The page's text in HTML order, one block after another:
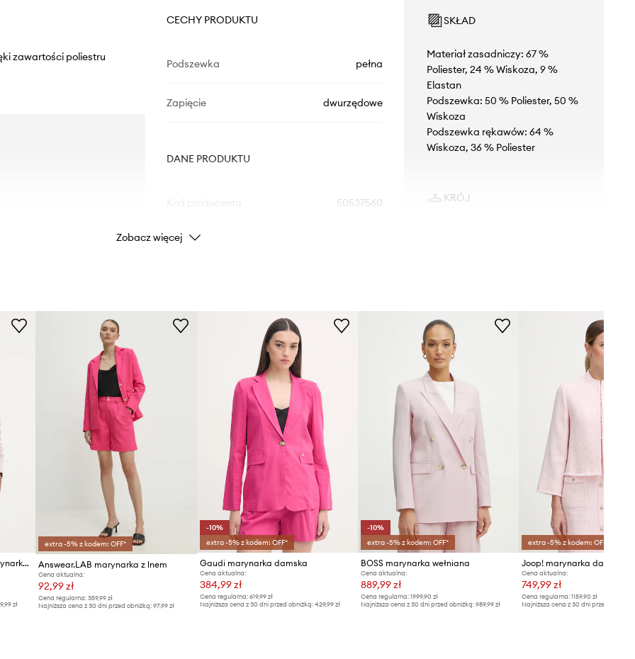
zawartości poliestru
CECHY PRODUKTU
Podszewka pełna
Zapięcie dwurzędowe
DANE PRODUKTU
50537560
Kolor
Producent
SKŁAD
Materiał zasadniczy: 67 %
Poliester, 24 % Wiskoza, 9 %
Elastan
Podszewka: 50 % Poliester, 50 %
Wiskoza
Podszewka rękawów: 64 %
Wiskoza, 36 % Poliester
KRÓJ
Modelka ze zdjęcia ma 177 cm
wzrostu i ma na sobie rozmiar 36.
Rozmiarówka standardowa
Zalecamy wybór rozmiaru, jaki nosisz
zazwyczaj.
Tabela rozmiarów
Zobacz więcej
United Colors of Benetton marynarka jednorzędowa damska lniana
zł
extra -5% z kodem: OFF*
Answear.LAB marynarka z lnem
Cena aktualna:
92,99 zł
Cena regularna: 359,99 zł
Najniższa cena z 30 dni przed obniżką: 97,99 zł
-10%
extra -5% z kodem: OFF*
Gaudi marynarka damska
Cena aktualna:
384,99 zł
Cena regularna: 619,99 zł
Najniższa cena z 30 dni przed obniżką: 429,99 zł
-10%
extra -5% z kodem: OFF*
BOSS marynarka wełniana
Cena aktualna:
889,99 zł
Cena regularna:1999,90 zł
Najniższa cena z 30 dni przed obniżką:989,99 zł
extra -5% z kodem: OFF*
Joop! marynarka damska
Cena aktualna:
749,99 zł
Cena regularna: 1159,90 zł
Najniższa cena z 30 dni przed obniżką: